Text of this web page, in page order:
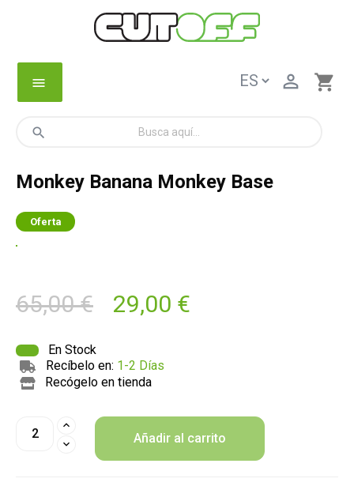
menu shopping_cart

search
Monkey Banana Monkey Base
Oferta
65,00 € 29,00 €
En Stock
Recíbelo en: 1-2 Días
Recógelo en tienda
Añadir al carrito